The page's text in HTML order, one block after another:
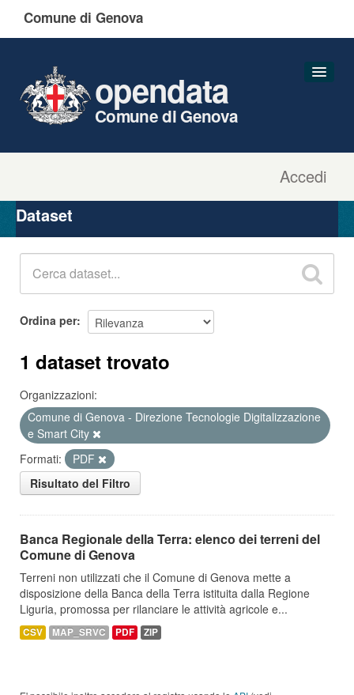
Comune di Genova
Accedi
opendata
Comune di Genova
Organizzazioni
Gruppi
Dataset
Ordina per
1 dataset trovato
Organizzazioni:
Comune di Genova - Direzione Tecnologie Digitalizzazione
e Smart City
Formati:
PDF
Risultato del Filtro
Banca Regionale della Terra: elenco dei terreni del
Comune di Genova
Terreni non utilizzati che il Comune di Genova mette a
disposizione della Banca della Terra istituita dalla Regione
Liguria, promossa per rilanciare le attività agricole e...
CSV MAP_SRVC PDF ZIP